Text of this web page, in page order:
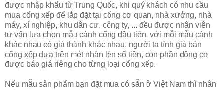
được nhập khẩu từ Trung Quốc, khi quý khách có nhu cầu
mua cổng xếp để lắp đặt tại cổng cơ quan, nhà xưởng, nhà
máy, xí nghiệp, khu dân cư, công ty, ... đều được nhân viên
tư vấn lựa chọn mẫu cánh cổng đầu tiên, với mỗi mẫu cánh
khác nhau có giá thành khác nhau, người ta tính giá bán
cổng xếp dựa trên mét nhân lên số tiền, còn phần động cơ
được báo giá riêng cho từng loại cổng xếp.
Nếu mẫu sản phẩm bạn đặt mua có sẵn ở Việt Nam thì nhân